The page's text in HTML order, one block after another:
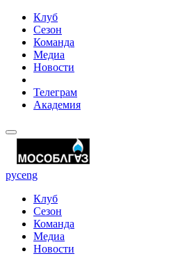
Клуб
Сезон
Команда
Медиа
Новости
Телеграм
Академия
русeng
Клуб
Сезон
Команда
Медиа
Новости